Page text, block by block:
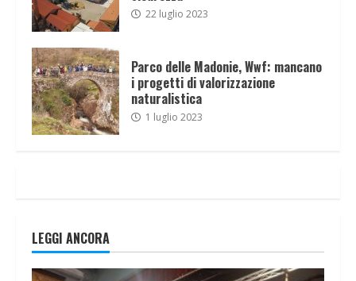
22 luglio 2023
Parco delle Madonie, Wwf: mancano
i progetti di valorizzazione
naturalistica
1 luglio 2023
LEGGI ANCORA